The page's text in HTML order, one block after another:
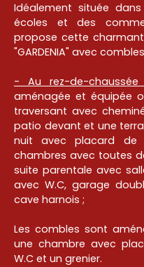
Idéalement située
écoles et des
propose cette
"GARDENIA" avec
- Au rez-de-
aménagée et équipée
traversant avec
patio devant et une
nuit avec placard de
chambres avec toutes
suite parentale avec
avec W.C, garage
cave harnois ;
Les combles sont
une chambre avec
W.C et un grenier.